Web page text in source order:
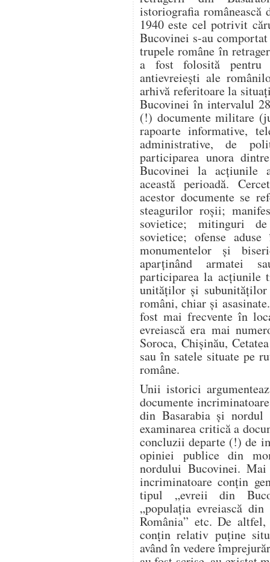
istoriografia
1940 este cel potrivit
Bucovinei s-au
trupele române în
a fost folosită pentru
antievreiești ale
arhivă referitoare la
Bucovinei în intervalul
(!) documente militare
rapoarte informative,
administrative, de
participarea unora
Bucovinei la acțiunile
această perioadă.
acestor documente se
steagurilor roșii;
sovietice; mitinguri
sovietice; ofense
monumentelor și
aparținând armatei
participarea la acțiunile
unităților și
români, chiar și
fost mai frecvente în
evreiască era mai
Soroca, Chișinău,
sau în satele situate pe
române.
Unii istorici
documente
din Basarabia și nordul
examinarea critică a
concluzii departe (!) de
opiniei publice din
nordului Bucovinei.
incriminatoare conțin
tipul „evreii din
„populația evreiască
România” etc. De
conțin relativ puține
având în vedere